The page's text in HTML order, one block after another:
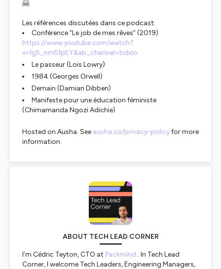
🤗
Les références discutées dans ce podcast:
Conférence “Le job de mes rêves” (2019)
https://www.youtube.com/watch?
v=Ig5_nm5fpEY&ab_channel=bdxio
Le passeur (Lois Lowry)
1984 (Georges Orwell)
Demain (Damian Dibben)
Manifeste pour une éducation féministe
(Chimamanda Ngozi Adichie)
Hosted on Ausha. See ausha.co/privacy-policyfor more
information.
ABOUT TECH LEAD CORNER
I’m Cédric Teyton, CTO at Packmind . In Tech Lead
Corner, I welcome Tech Leaders, Engineering Managers,